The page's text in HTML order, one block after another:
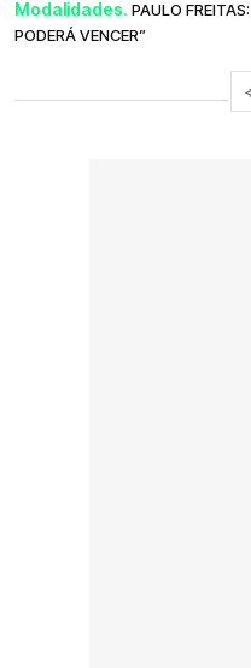
Modalidades. PAULO
PODERÁ VENCER”